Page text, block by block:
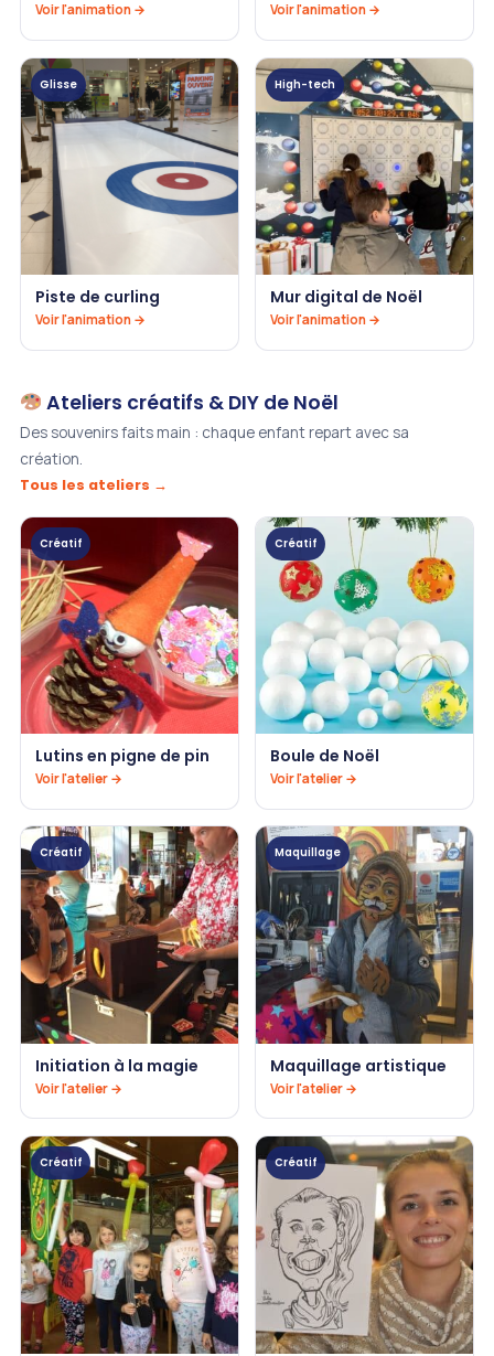
Voir l'animation → Voir l'animation →
Glisse
Piste de curling
Voir l'animation →
High-tech
Mur digital de Noël
Voir l'animation →
Ateliers créatifs & DIY de Noël
Des souvenirs faits main : chaque enfant repart avec sa
création.
Tous les ateliers →
Créatif
Lutins en pigne de pin
Voir l'atelier →
Créatif
Boule de Noël
Voir l'atelier →
Créatif
Initiation à la magie
Voir l'atelier →
Maquillage
Maquillage artistique
Voir l'atelier →
Créatif Créatif